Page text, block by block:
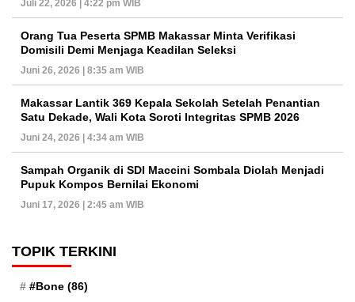
Juli 22, 2026 | 4:22 pm WIB
Orang Tua Peserta SPMB Makassar Minta Verifikasi
Domisili Demi Menjaga Keadilan Seleksi
Juni 26, 2026 | 8:35 am WIB
Makassar Lantik 369 Kepala Sekolah Setelah Penantian
Satu Dekade, Wali Kota Soroti Integritas SPMB 2026
Juni 24, 2026 | 4:34 am WIB
Sampah Organik di SDI Maccini Sombala Diolah Menjadi
Pupuk Kompos Bernilai Ekonomi
Juni 17, 2026 | 2:45 am WIB
TOPIK TERKINI
#Bone (86)